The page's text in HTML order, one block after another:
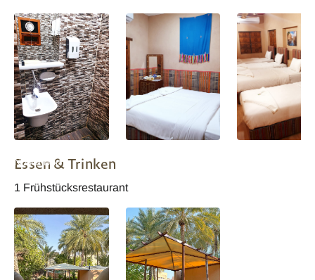
Nizwa Bad
Essen & Trinken
1 Frühstücksrestaurant